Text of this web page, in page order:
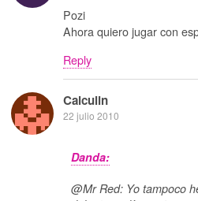
Pozi
Ahora quiero jugar con
Reply
Calculin
22 julio 2010
Danda:
@Mr Red: Yo tampoco